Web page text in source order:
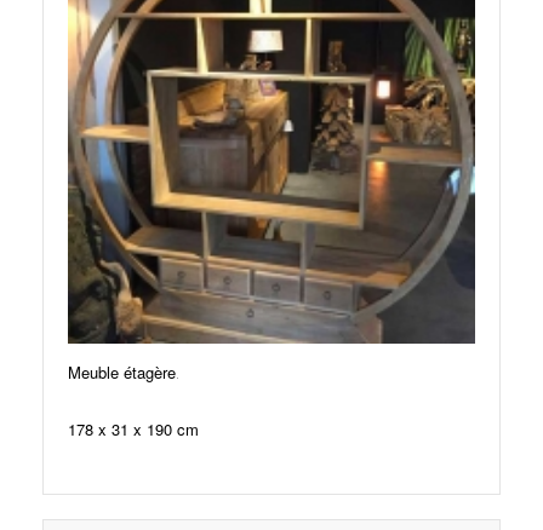
Meuble étagère
178 x 31 x 190 cm